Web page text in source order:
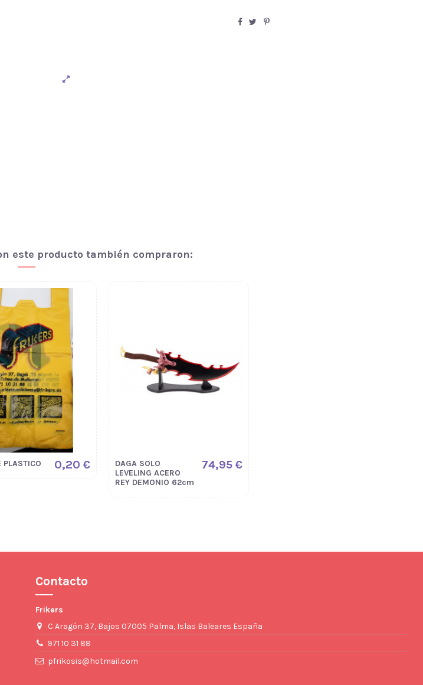
este producto también compraron:
PLASTICO 0,20 €
DAGA SOLO
LEVELING ACERO
REY DEMONIO 62cm
74,95 €
Contacto
Frikers
C Aragón 37, Bajos 07005 Palma, Islas Baleares España
971 10 31 88
pfrikosis@hotmail.com